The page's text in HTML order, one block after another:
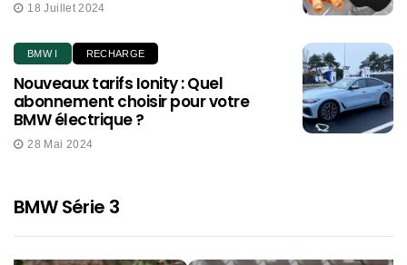
18 Juillet 2024
BMW I RECHARGE
Nouveaux tarifs Ionity : Quel
abonnement choisir pour votre
BMW électrique ?
28 Mai 2024
BMW Série 3